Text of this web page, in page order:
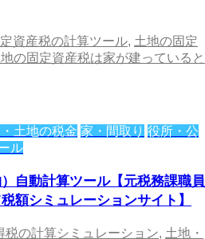
資産税の計算ツール, 土地の固定
の固定資産税は家が建っていると
土地の税金 家・間取り 役所・公
ル
自動計算ツール【元税務課職員
額シミュレーションサイト】
税の計算シミュレーション, 土地・